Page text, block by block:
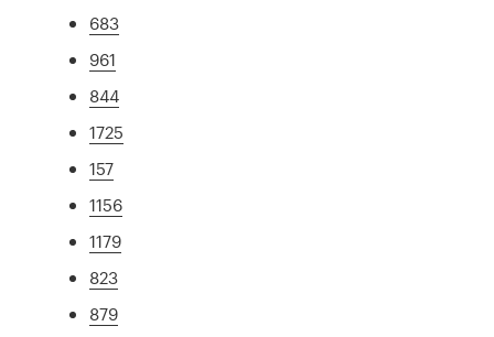
683
961
844
1725
157
1156
1179
823
879